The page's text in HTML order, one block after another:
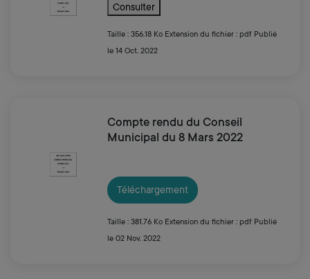
Consulter
Taille : 356.18 Ko Extension du fichier : pdf Publié
le 14 Oct. 2022
Compte rendu du Conseil
Municipal du 8 Mars 2022
Téléchargement
Taille : 381.76 Ko Extension du fichier : pdf Publié
le 02 Nov. 2022